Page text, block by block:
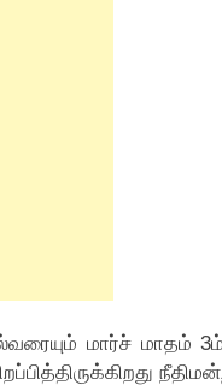
மார்ச் மாதம்